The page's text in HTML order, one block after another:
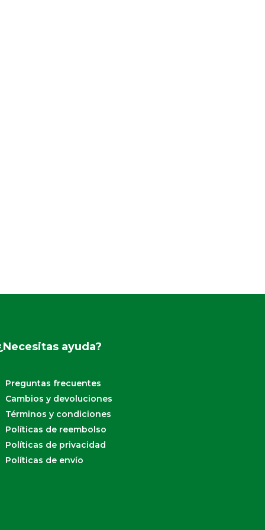
ayuda?
Preguntas frecuentes
Cambios y devoluciones
Términos y condiciones
Políticas de reembolso
Políticas de privacidad
Políticas de envío